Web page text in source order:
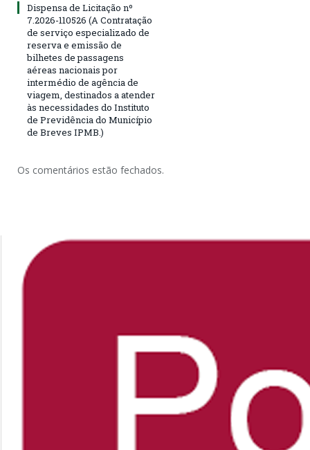
Dispensa de Licitação nº
7.2026-110526 (A Contratação
de serviço especializado de
reserva e emissão de
bilhetes de passagens
aéreas nacionais por
intermédio de agência de
viagem, destinados a atender
às necessidades do Instituto
de Previdência do Município
de Breves IPMB.)
Os comentários estão fechados.